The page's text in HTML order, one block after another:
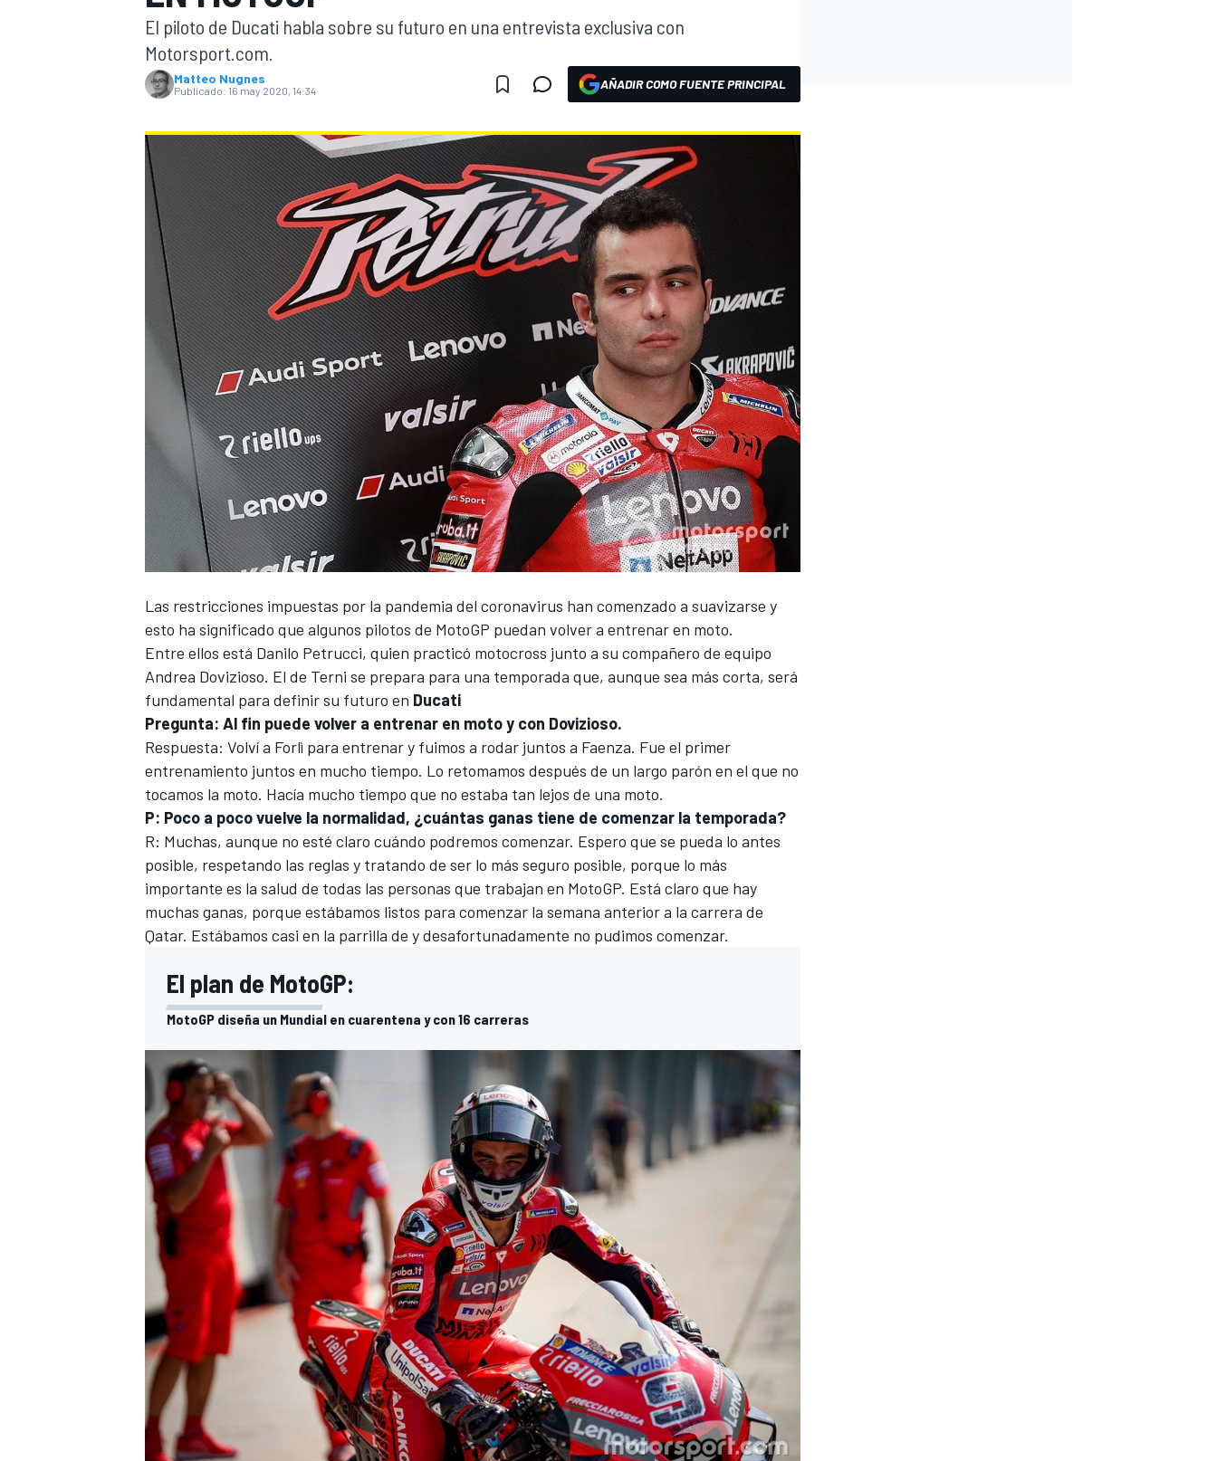
WEC
MÁS CATEGORÍAS
El piloto de Ducati habla sobre su futuro en una entrevista exclusiva con
Motorsport.com.
Matteo Nugnes
Publicado: 16 may 2020, 14:34 AÑADIR COMO FUENTE PRINCIPAL
Las restricciones impuestas por la pandemia del coronavirus han comenzado a suavizarse y
esto ha significado que algunos pilotos de MotoGP puedan volver a entrenar en moto.
Entre ellos está Danilo Petrucci, quien practicó motocross junto a su compañero de equipo
Andrea Dovizioso. El de Terni se prepara para una temporada que, aunque sea más corta, será
fundamental para definir su futuro en Ducati
Pregunta: Al fin puede volver a entrenar en moto y con Dovizioso.
Respuesta: Volví a Forlì para entrenar y fuimos a rodar juntos a Faenza. Fue el primer
entrenamiento juntos en mucho tiempo. Lo retomamos después de un largo parón en el que no
tocamos la moto. Hacía mucho tiempo que no estaba tan lejos de una moto.
P: Poco a poco vuelve la normalidad, ¿cuántas ganas tiene de comenzar la temporada?
R: Muchas, aunque no esté claro cuándo podremos comenzar. Espero que se pueda lo antes
posible, respetando las reglas y tratando de ser lo más seguro posible, porque lo más
importante es la salud de todas las personas que trabajan en MotoGP. Está claro que hay
muchas ganas, porque estábamos listos para comenzar la semana anterior a la carrera de
Qatar. Estábamos casi en la parrilla de y desafortunadamente no pudimos comenzar.
El plan de MotoGP:
MotoGP diseña un Mundial en cuarentena y con 16 carreras